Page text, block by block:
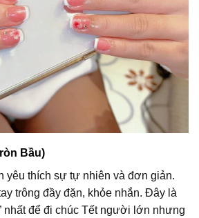
Bầu)
yêu thích sự tự nhiên và đơn giản.
trông đầy đặn, khỏe nhắn. Đây là
nhất để đi chúc Tết người lớn nhưng